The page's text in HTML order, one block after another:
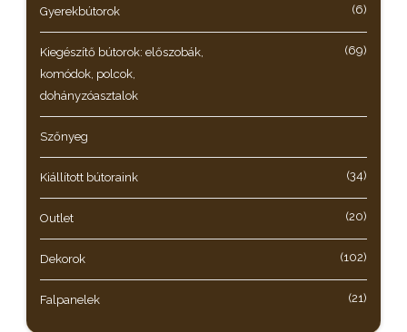
Gyerekbútorok (6)
Kiegészítő bútorok: előszobák,
komódok, polcok,
dohányzóasztalok
(69)
Szőnyeg
Kiállított bútoraink (34)
Outlet (20)
Dekorok (102)
Falpanelek (21)